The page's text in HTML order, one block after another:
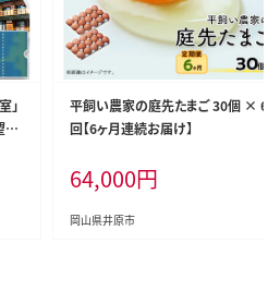
」
ツ
平飼い農家の庭先たまご 30個 × 6
回【6ヶ月連続お届け】
64,000円
岡山県井原市